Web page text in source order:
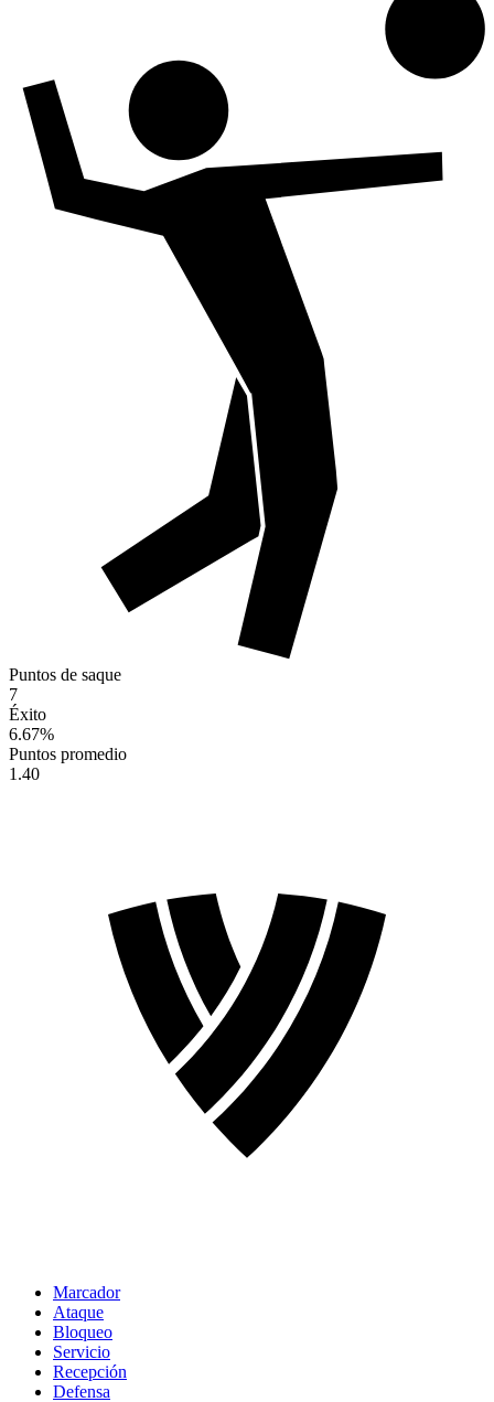
Puntos de saque
7
Éxito
6.67%
Puntos promedio
1.40
Marcador
Ataque
Bloqueo
Servicio
Recepción
Defensa